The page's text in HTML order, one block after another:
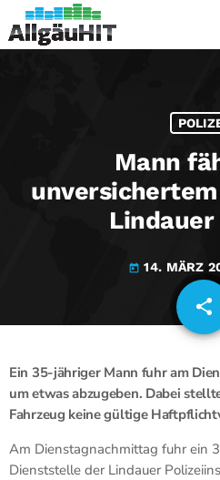
Mann
Lindauer
today 14. MÄRZ
share
email
Ein 35-jähriger Mann fuhr am
um etwas abzugeben. Dabei
Fahrzeug keine gültige
Am Dienstagnachmittag fuhr ein
Dienststelle der Lindauer